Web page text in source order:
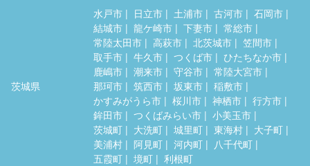
茨城県
水戸市 日立市 土浦市 古河市
石岡市
結城市
龍ケ崎市 下妻市
常総市
常陸太田市
高萩市 北茨城市
笠間市
取手市
牛久市 つくば市
ひたちなか市
鹿嶋市
潮来市 守谷市
常陸大宮市
那珂市
筑西市 坂東市
稲敷市
かすみがうら市
桜川市 神栖市
行方市
鉾田市
つくばみらい市
小美玉市
茨城町
大洗町 城里町 東海村
大子町
美浦村
阿見町 河内町
八千代町
五霞町
境町 利根町